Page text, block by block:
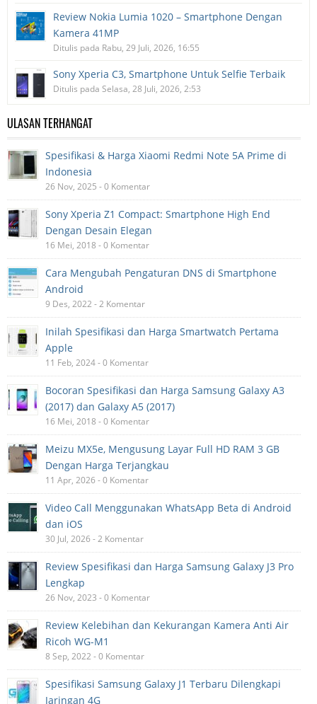
Review Nokia Lumia 1020 – Smartphone Dengan
Kamera 41MP
Ditulis pada Rabu, 29 Juli, 2026, 16:55
Sony Xperia C3, Smartphone Untuk Selfie Terbaik
Ditulis pada Selasa, 28 Juli, 2026, 2:53
ULASAN TERHANGAT
Spesifikasi & Harga Xiaomi Redmi Note 5A Prime di
Indonesia
26 Nov, 2025 - 0 Komentar
Sony Xperia Z1 Compact: Smartphone High End
Dengan Desain Elegan
16 Mei, 2018 - 0 Komentar
Cara Mengubah Pengaturan DNS di Smartphone
Android
9 Des, 2022 - 2 Komentar
Inilah Spesifikasi dan Harga Smartwatch Pertama
Apple
11 Feb, 2024 - 0 Komentar
Bocoran Spesifikasi dan Harga Samsung Galaxy A3
(2017) dan Galaxy A5 (2017)
16 Mei, 2018 - 0 Komentar
Meizu MX5e, Mengusung Layar Full HD RAM 3 GB
Dengan Harga Terjangkau
11 Apr, 2026 - 0 Komentar
Video Call Menggunakan WhatsApp Beta di Android
dan iOS
30 Jul, 2026 - 2 Komentar
Review Spesifikasi dan Harga Samsung Galaxy J3 Pro
Lengkap
26 Nov, 2023 - 0 Komentar
Review Kelebihan dan Kekurangan Kamera Anti Air
Ricoh WG-M1
8 Sep, 2022 - 0 Komentar
Spesifikasi Samsung Galaxy J1 Terbaru Dilengkapi
Jaringan 4G